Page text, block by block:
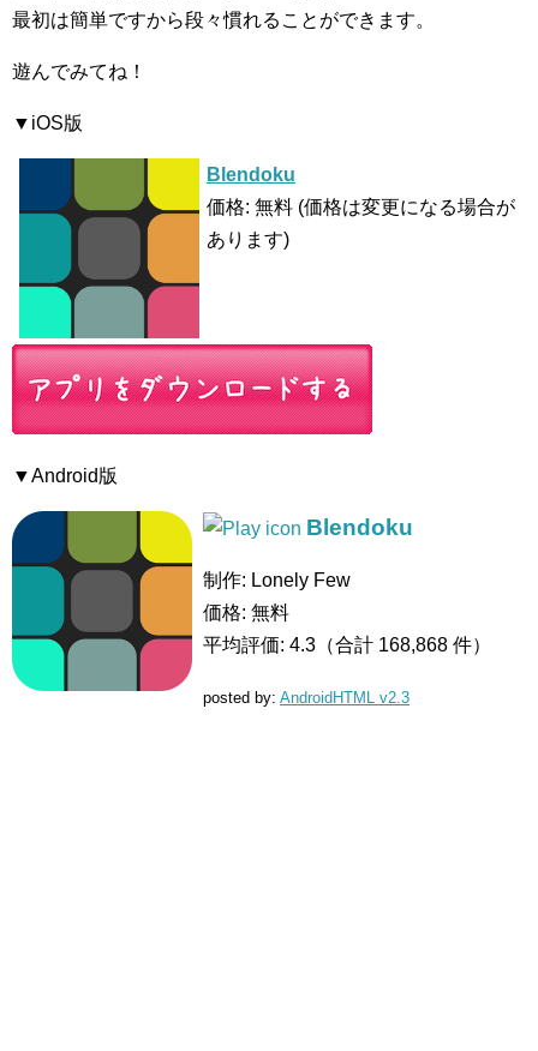
最初は簡単ですから段々慣れることができます。
遊んでみてね！
▼iOS版
Blendoku
価格: 無料 (価格は変更になる場合が
あります)
▼Android版
Blendoku
制作: Lonely Few
価格: 無料
平均評価: 4.3（合計 168,868 件）
posted by: AndroidHTML v2.3